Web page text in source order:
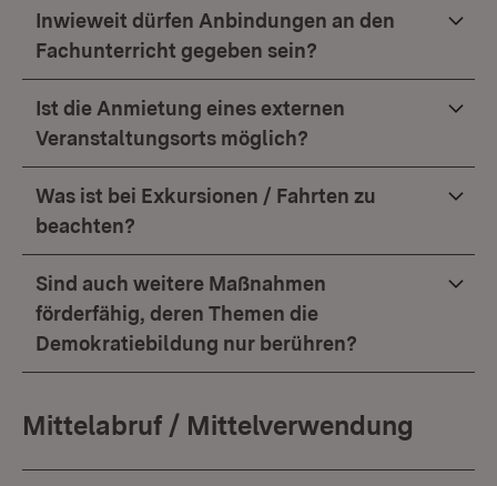
Inwieweit dürfen Anbindungen an den
Fachunterricht gegeben sein?
Ist die Anmietung eines externen
Veranstaltungsorts möglich?
Was ist bei Exkursionen / Fahrten zu
beachten?
Sind auch weitere Maßnahmen
förderfähig, deren Themen die
Demokratiebildung nur berühren?
Mittelabruf / Mittelverwendung